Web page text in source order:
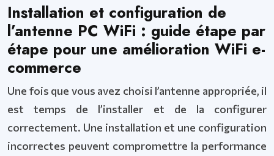
Installation et configuration de
l’antenne PC WiFi : guide étape par
étape pour une amélioration WiFi e-
commerce
Une fois que vous avez choisi l’antenne appropriée, il
est temps de l’installer et de la configurer
correctement. Une installation et une configuration
incorrectes peuvent compromettre la performance